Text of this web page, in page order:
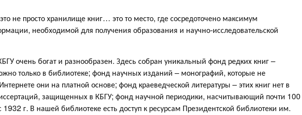
не просто хранилище книг… это то место, где сосредоточено максимум
необходимой для получения образования и научно-исследовательской
очень богат и разнообразен. Здесь собран уникальный фонд редких книг –
только в библиотеке; фонд научных изданий – монографий, которые не
они на платной основе; фонд краеведческой литературы – этих книг нет в
защищенных в КБГУ; фонд научной периодики, насчитывающий почти 100
1932 г. В нашей библиотеке есть доступ к ресурсам Президентской библиотеки им.